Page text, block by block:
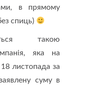
в прямому
спиць)
такою
яка на
листопада за
суму в